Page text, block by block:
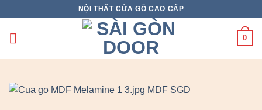
content
NỘI THẤT CỬA GỖ CAO CẤP
0